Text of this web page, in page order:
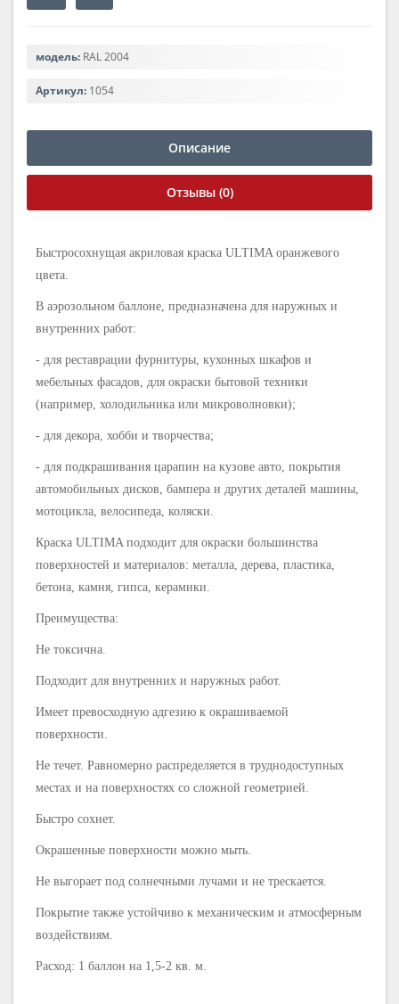
модель: RAL 2004
Артикул: 1054
Описание
Отзывы (0)
Быстросохнущая акриловая краска ULTIMA оранжевого
цвета.
В аэрозольном баллоне, предназначена для наружных и
внутренних работ:
- для реставрации фурнитуры, кухонных шкафов и
мебельных фасадов, для окраски бытовой техники
(например, холодильника или микроволновки);
- для декора, хобби и творчества;
- для подкрашивания царапин на кузове авто, покрытия
автомобильных дисков, бампера и других деталей машины,
мотоцикла, велосипеда, коляски.
Краска ULTIMA подходит для окраски большинства
поверхностей и материалов: металла, дерева, пластика,
бетона, камня, гипса, керамики.
Преимущества:
Не токсична.
Подходит для внутренних и наружных работ.
Имеет превосходную адгезию к окрашиваемой
поверхности.
Не течет. Равномерно распределяется в труднодоступных
местах и на поверхностях со сложной геометрией.
Быстро сохнет.
Окрашенные поверхности можно мыть.
Не выгорает под солнечными лучами и не трескается.
Покрытие также устойчиво к механическим и атмосферным
воздействиям.
Расход: 1 баллон на 1,5-2 кв. м.